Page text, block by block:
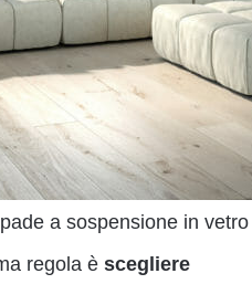
a sospensione in vetro
regola è scegliere